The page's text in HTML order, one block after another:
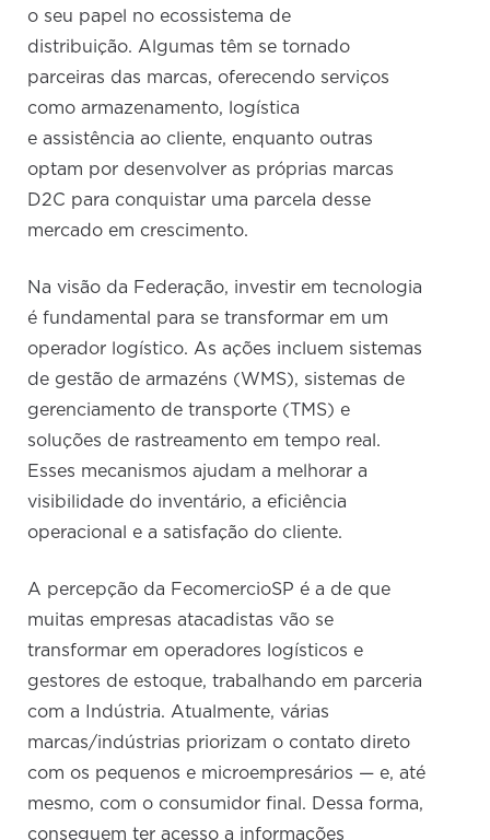
o seu papel no ecossistema de
distribuição. Algumas têm se tornado
parceiras das marcas, oferecendo serviços
como armazenamento, logística
e assistência ao cliente, enquanto outras
optam por desenvolver as próprias marcas
D2C para conquistar uma parcela desse
mercado em crescimento.
Na visão da Federação, investir em tecnologia
é fundamental para se transformar em um
operador logístico. As ações incluem sistemas
de gestão de armazéns (WMS), sistemas de
gerenciamento de transporte (TMS) e
soluções de rastreamento em tempo real.
Esses mecanismos ajudam a melhorar a
visibilidade do inventário, a eficiência
operacional e a satisfação do cliente.
A percepção da FecomercioSP é a de que
muitas empresas atacadistas vão se
transformar em operadores logísticos e
gestores de estoque, trabalhando em parceria
com a Indústria. Atualmente, várias
marcas/indústrias priorizam o contato direto
com os pequenos e microempresários — e, até
mesmo, com o consumidor final. Dessa forma,
conseguem ter acesso a informações